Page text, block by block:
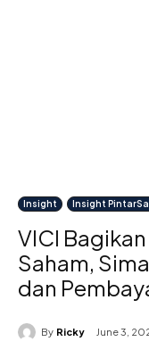
Insight Insight
VICI
Saham,
dan
By Ricky June 3,